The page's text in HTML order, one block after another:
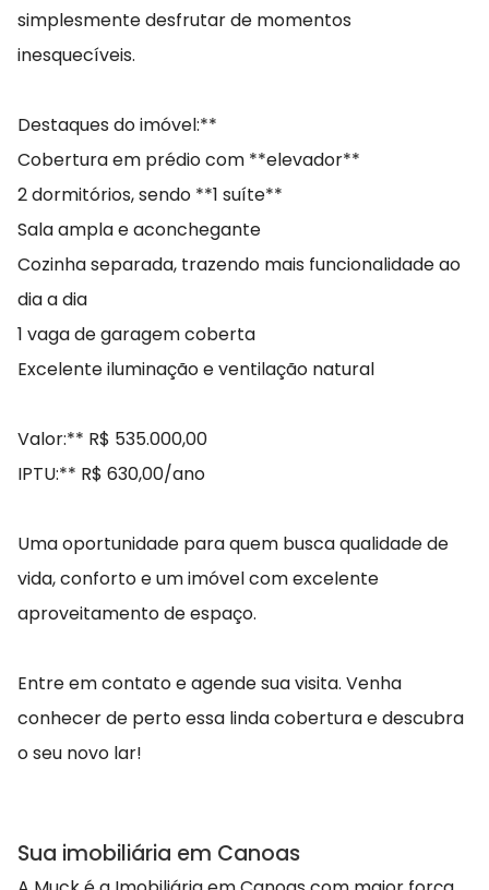
simplesmente desfrutar de momentos
inesquecíveis.
Destaques do imóvel:**
Cobertura em prédio com **elevador**
2 dormitórios, sendo **1 suíte**
Sala ampla e aconchegante
Cozinha separada, trazendo mais funcionalidade ao
dia a dia
1 vaga de garagem coberta
Excelente iluminação e ventilação natural
Valor:** R$ 535.000,00
IPTU:** R$ 630,00/ano
Uma oportunidade para quem busca qualidade de
vida, conforto e um imóvel com excelente
aproveitamento de espaço.
Entre em contato e agende sua visita. Venha
conhecer de perto essa linda cobertura e descubra
o seu novo lar!
Sua imobiliária em Canoas